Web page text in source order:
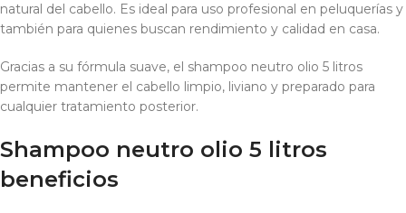
natural del cabello. Es ideal para uso profesional en peluquerías y
también para quienes buscan rendimiento y calidad en casa.
Gracias a su fórmula suave, el shampoo neutro olio 5 litros
permite mantener el cabello limpio, liviano y preparado para
cualquier tratamiento posterior.
Shampoo neutro olio 5 litros
beneficios